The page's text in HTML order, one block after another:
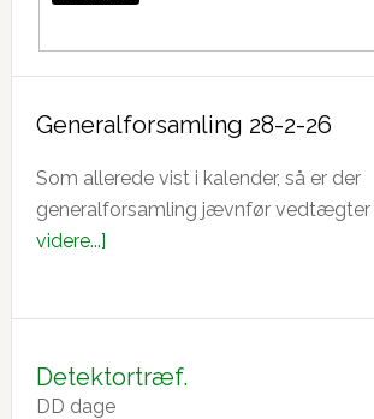
Generalforsamling 28-2-26
Som allerede vist i kalender, så er der
generalforsamling jævnfør vedtægter
videre...]om
26
Detektortræf.
DD dage